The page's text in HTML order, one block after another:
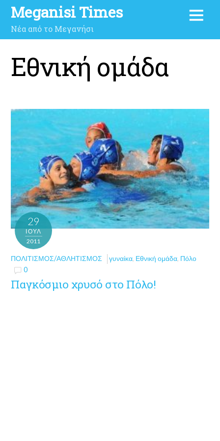
Meganisi Times
Νέα από το Μεγανήσι
Εθνική ομάδα
29
ΙΟΎΛ
2011
ΠΟΛΙΤΙΣΜΌΣ/ΑΘΛΗΤΙΣΜΌΣ γυναίκα, Εθνική ομάδα, Πόλο
0
Παγκόσμιο χρυσό στο Πόλο!